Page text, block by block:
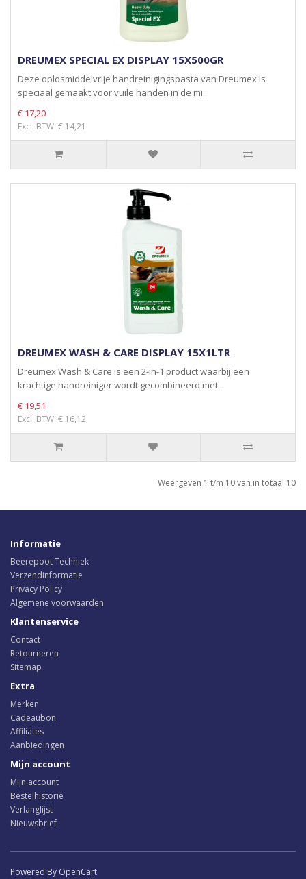
DREUMEX SPECIAL EX DISPLAY 15X500GR
Deze oplosmiddelvrije handreinigingspasta van Dreumex is
speciaal gemaakt voor vuile handen in de mi..
€ 17,20
Excl. BTW: € 14,21
DREUMEX WASH & CARE DISPLAY 15X1LTR
Dreumex Wash & Care is een 2-in-1 product waarbij een
krachtige handreiniger wordt gecombineerd met ..
€ 19,51
Excl. BTW: € 16,12
Weergeven 1 t/m 10 van in totaal 10
Informatie
Beerepoot Techniek
Verzendinformatie
Privacy Policy
Algemene voorwaarden
Klantenservice
Contact
Retourneren
Sitemap
Extra
Merken
Cadeaubon
Affiliates
Aanbiedingen
Mijn account
Mijn account
Bestelhistorie
Verlanglijst
Nieuwsbrief
Powered By OpenCart